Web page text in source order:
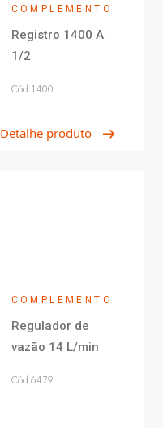
COMPLEMENTO
Registro 1400 A
1/2
Cód:1400
Detalhe produto
COMPLEMENTO
Regulador de
vazão 14 L/min
Cód:6479